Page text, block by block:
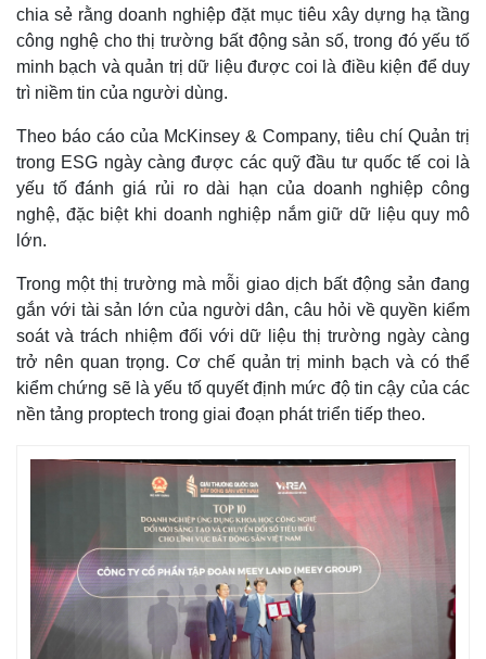
chia sẻ rằng doanh nghiệp đặt mục tiêu xây dựng hạ tầng
công nghệ cho thị trường bất động sản số, trong đó yếu tố
minh bạch và quản trị dữ liệu được coi là điều kiện để duy
trì niềm tin của người dùng.
Theo báo cáo của McKinsey & Company, tiêu chí Quản trị
trong ESG ngày càng được các quỹ đầu tư quốc tế coi là
yếu tố đánh giá rủi ro dài hạn của doanh nghiệp công
nghệ, đặc biệt khi doanh nghiệp nắm giữ dữ liệu quy mô
lớn.
Trong một thị trường mà mỗi giao dịch bất động sản đang
gắn với tài sản lớn của người dân, câu hỏi về quyền kiểm
soát và trách nhiệm đối với dữ liệu thị trường ngày càng
trở nên quan trọng. Cơ chế quản trị minh bạch và có thể
kiểm chứng sẽ là yếu tố quyết định mức độ tin cậy của các
nền tảng proptech trong giai đoạn phát triển tiếp theo.